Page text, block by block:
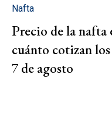
Nafta
Precio de la
cuánto cotizan
7 de agosto